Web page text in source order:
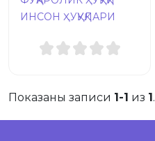
ИНСОН ҲУҚУҚЛАРИ
Показаны записи 1-1 из 1 .